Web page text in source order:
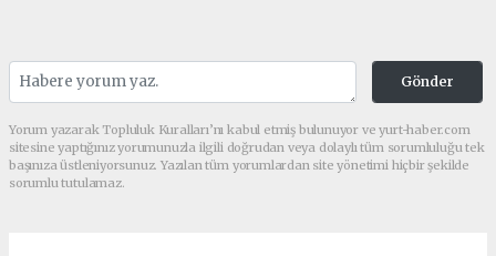
Gönder
Yorum yazarak Topluluk Kuralları’nı kabul etmiş bulunuyor ve yurt-haber.com
sitesine yaptığınız yorumunuzla ilgili doğrudan veya dolaylı tüm sorumluluğu tek
başınıza üstleniyorsunuz. Yazılan tüm yorumlardan site yönetimi hiçbir şekilde
sorumlu tutulamaz.